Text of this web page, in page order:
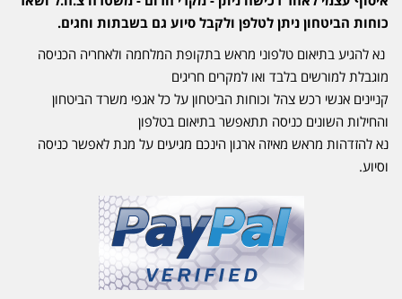
כוחות הביטחון ניתן לטלפן ולקבל סיוע גם בשבתות וחגים.
נא להגיע בתיאום טלפוני מראש בתקופת המלחמה ולאחריה הכניסה
מוגבלת למורשים בלבד ואו למקרים חריגים
קניינים אנשי רכש צהל וכוחות הביטחון על כל אגפי משרד הביטחון
והחילות השונים כניסה תתאפשר בתיאום בטלפון
נא להזדהות מראש מאיזה ארגון הינכם מגיעים על מנת לאפשר כניסה
וסיוע.